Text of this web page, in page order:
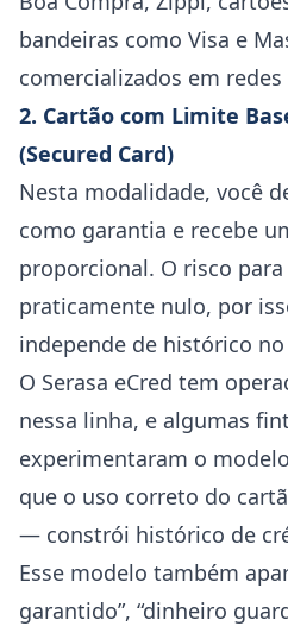
bandeiras como Visa e
comercializados em
2. Cartão com Limite
(Secured Card)
Nesta modalidade, você
como garantia e recebe
proporcional. O risco
praticamente nulo, por
independe de histórico no
O Serasa eCred tem
nessa linha, e algumas
experimentaram o
que o uso correto do
— constrói histórico de
Esse modelo também
garantido”, “dinheiro